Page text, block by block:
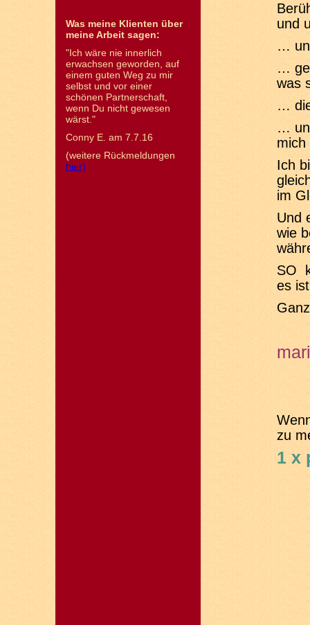
Was meine Klienten über
meine Arbeit sagen:
"Ich wäre nie innerlich
erwachsen geworden, auf
einem guten Weg zu mir
selbst und vor einer
schönen Partnerschaft,
wenn Du nicht gewesen
wärst."
Conny E. am 7.7.16
(weitere Rückmeldungen
hier)
und
…
…
was
…
…
mich
Ich
im
Und
wie
SO
es
zu
1 x